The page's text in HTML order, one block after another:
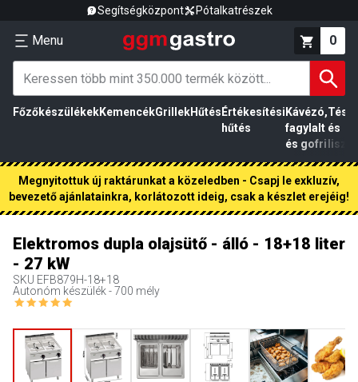
Segítségközpont Pótalkatrészek
Menu 0
FőzőkészülékekKemencékGrillekHűtés Értékesítési
hűtés
Kávézó,
fagylalt
és gofri
és
liszt
Megnyitottuk új raktárunkat a közeledben - Csapj le exkluzív,
bevezető ajánlatainkra, korlátozott ideig, csak a készlet erejéig!
Elektromos dupla olajsütő - álló - 18+18 liter
- 27 kW
SKU EFB879H-18+18
Autonóm készülék - 700 mély